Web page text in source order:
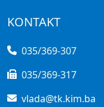
KONTAKT
035/369-307
035/369-317
vlada@tk.kim.ba